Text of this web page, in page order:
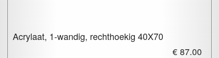
Acrylaat, 1-wandig, rechthoekig 40X70
€ 87.00